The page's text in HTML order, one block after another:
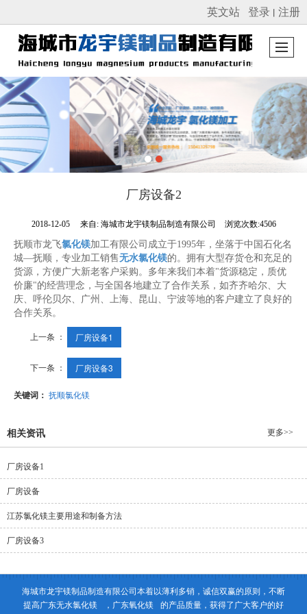
很遗憾，因您的浏览器版本过低导致无法获得最佳浏览体验，推荐下载安装谷歌浏览器！
英文站 登录 丨 注册
厂房设备2
2018-12-05 来自: 海城市龙宇镁制品制造有限公司 浏览次数:4506
抚顺市龙飞氯化镁加工有限公司成立于1995年，坐落于中国石化名
城—抚顺，专业加工销售无水氯化镁的。拥有大型存货仓和充足的
货源，方便广大新老客户采购。多年来我们本着"货源稳定，质优
价廉"的经营理念，与全国各地建立了合作关系，如齐齐哈尔、大
庆、呼伦贝尔、广州、上海、昆山、宁波等地的客户建立了良好的
合作关系。
上一条 ： 厂房设备1
下一条 ： 厂房设备3
关键词： 抚顺氯化镁
相关资讯 更多>>
厂房设备1
厂房设备
江苏氯化镁主要用途和制备方法
厂房设备3
海城市龙宇镁制品制造有限公司本着以薄利多销，诚信双赢的原则，不断
提高广东无水氯化镁 ， 广东氧化镁 的产品质量，获得了广大客户的好